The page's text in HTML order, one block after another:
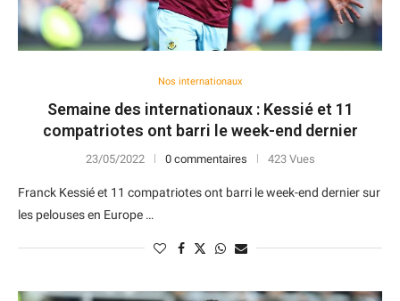
Nos internationaux
Semaine des internationaux : Kessié et 11
compatriotes ont barri le week-end dernier
23/05/2022 0 commentaires 423 Vues
Franck Kessié et 11 compatriotes ont barri le week-end dernier sur
les pelouses en Europe …